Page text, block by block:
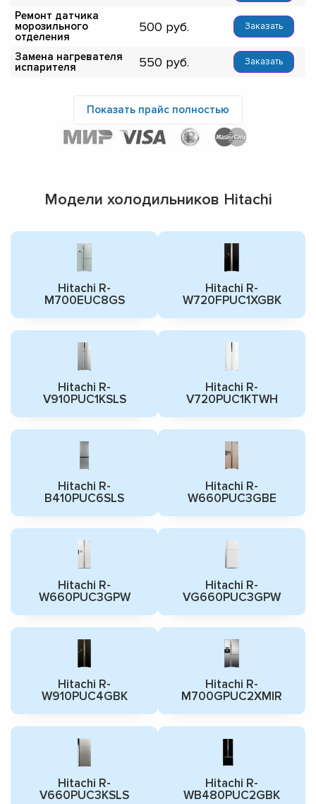
Ремонт датчика
морозильного
отделения
500 Заказать
Замена нагревателя
испарителя
550 Заказать
Показать прайс полностью
Модели холодильников Hitachi
Hitachi R-
M700EUC8GS
Hitachi R-
W720FPUC1XGBK
Hitachi R-
V910PUC1KSLS
Hitachi R-
V720PUC1KTWH
Hitachi R-
B410PUC6SLS
Hitachi R-
W660PUC3GBE
Hitachi R-
W660PUC3GPW
Hitachi R-
VG660PUC3GPW
Hitachi R-
W910PUC4GBK
Hitachi R-
M700GPUC2XMIR
Hitachi R-
V660PUC3KSLS
Hitachi R-
WB480PUC2GBK